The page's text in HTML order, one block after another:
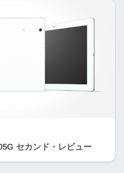
セカンド・レビュー